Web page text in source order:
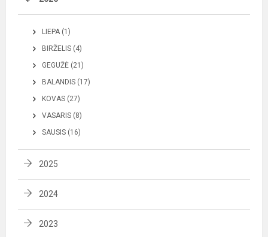
LIEPA (1)
BIRŽELIS (4)
GEGUŽĖ (21)
BALANDIS (17)
KOVAS (27)
VASARIS (8)
SAUSIS (16)
2025
2024
2023